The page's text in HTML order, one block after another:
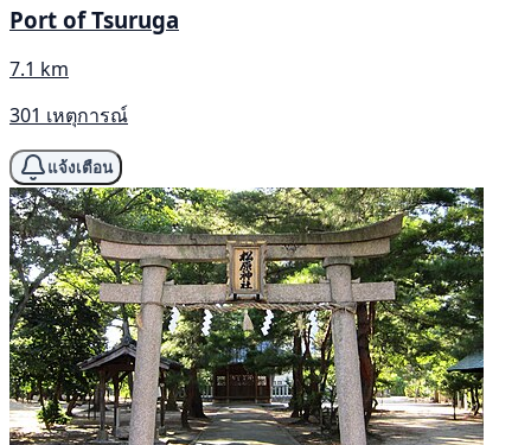
Port of Tsuruga
7.1 km
301 เหตุการณ์
แจ้งเตือน